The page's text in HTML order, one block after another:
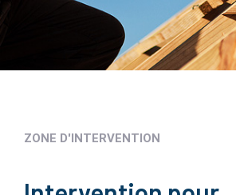
ZONE D'INTERVENTION